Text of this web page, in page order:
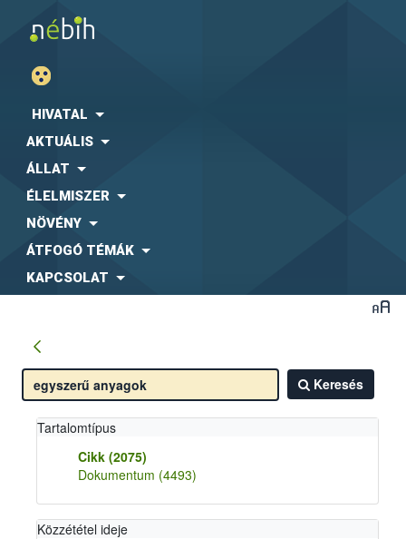
HIVATAL
AKTUÁLIS
ÁLLAT
ÉLELMISZER
NÖVÉNY
ÁTFOGÓ TÉMÁK
KAPCSOLAT
Keresés
Tartalomtípus
Cikk (2075)
Dokumentum (4493)
Közzététel ideje